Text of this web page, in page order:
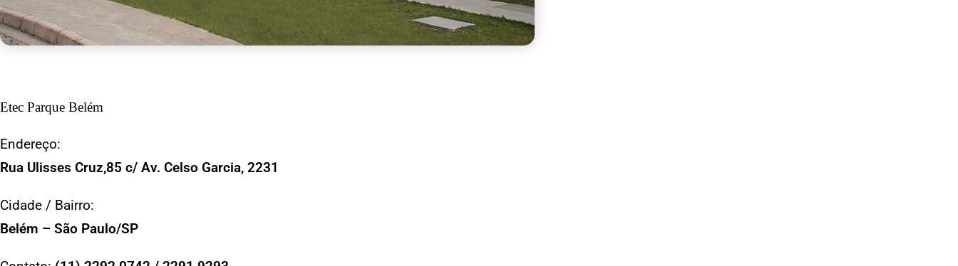
Etec Parque Belém
Endereço:
Rua Ulisses Cruz,85 c/ Av. Celso Garcia, 2231
Cidade / Bairro:
Belém – São Paulo/SP